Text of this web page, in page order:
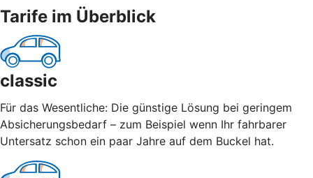
Tarife im Überblick
classic
Für das Wesentliche: Die günstige Lösung bei geringem
Absicherungsbedarf – zum Beispiel wenn Ihr fahrbarer
Untersatz schon ein paar Jahre auf dem Buckel hat.